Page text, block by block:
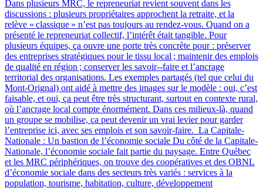
Dans plusieurs MRC, le repreneuriat revient souvent dans les
discussions : plusieurs propriétaires approchent la retraite, et la
relève « classique » n’est pas toujours au rendez-vous. Quand on a
présenté le repreneuriat collectif, l’intérêt était tangible. Pour
plusieurs équipes, ça ouvre une porte très concrète pour : préserver
des entreprises stratégiques pour le tissu local ; maintenir des emplois
de qualité en région ; conserver les savoir‑-faire et l’ancrage
territorial des organisations. Les exemples partagés (tel que celui du
Mont-Orignal) ont aidé à mettre des images sur le modèle : oui, c’est
faisable, et oui, ça peut être très structurant, surtout en contexte rural,
où l’ancrage local compte énormément. Dans ces milieux-là, quand
un groupe se mobilise, ça peut devenir un vrai levier pour garder
l’entreprise ici, avec ses emplois et son savoir-faire. La Capitale-
Nationale : Un bastion de l’économie sociale Du côté de la Capitale-
Nationale, l’économie sociale fait partie du paysage. Entre Québec
et les MRC périphériques, on trouve des coopératives et des OBNL
d’économie sociale dans des secteurs très variés : services à la
population, tourisme, habitation, culture, développement